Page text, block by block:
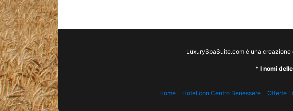
LuxurySpaSuite.com è una
* I nomi
Home Hotel con Centro Benessere Offerte